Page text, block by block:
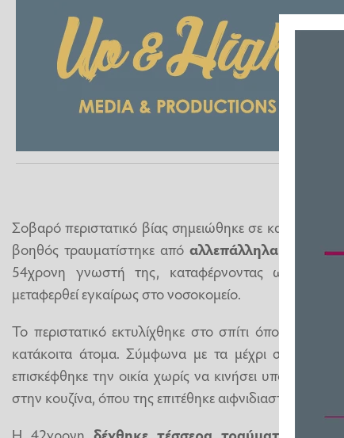
Σοβαρό περιστατικό βίας σημειώθηκε σε κατοικία στη
βοηθός τραυματίστηκε από αλλεπάλληλα
54χρονη γνωστή της, καταφέρνοντας ωστόσο να
μεταφερθεί εγκαίρως στο νοσοκομείο.
Το περιστατικό εκτυλίχθηκε στο σπίτι όπου
κατάκοιτα άτομα. Σύμφωνα με τα μέχρι στιγμής
επισκέφθηκε την οικία χωρίς να κινήσει υποψίες
στην κουζίνα, όπου της επιτέθηκε αιφνιδιαστικά, όπως